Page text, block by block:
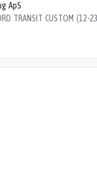
ApS